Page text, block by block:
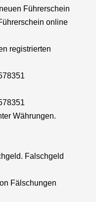
Führerschein
online
registrierten
Währungen.
Falschgeld
Fälschungen